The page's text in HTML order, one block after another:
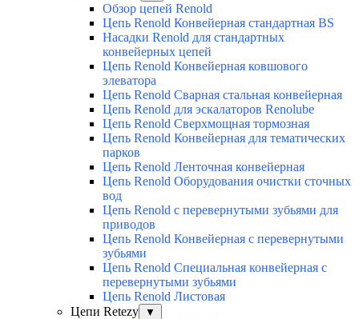
Обзор цепей Renold
Цепь Renold Конвейерная стандартная BS
Насадки Renold для стандартных
конвейерных цепей
Цепь Renold Конвейерная ковшового
элеватора
Цепь Renold Сварная стальная конвейерная
Цепь Renold для эскалаторов Renolube
Цепь Renold Сверхмощная тормозная
Цепь Renold Конвейерная для тематических
парков
Цепь Renold Ленточная конвейерная
Цепь Renold Оборудования очистки сточных
вод
Цепь Renold с перевернутыми зубьями для
приводов
Цепь Renold Конвейерная с перевернутыми
зубьями
Цепь Renold Специальная конвейерная с
перевернутыми зубьями
Цепь Renold Листовая
Цепи Retezy
▼